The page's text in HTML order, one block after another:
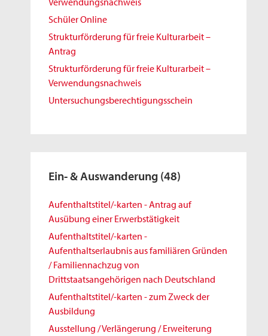
Schüler Online
Strukturförderung für freie Kulturarbeit –
Antrag
Strukturförderung für freie Kulturarbeit –
Verwendungsnachweis
Untersuchungsberechtigungsschein
Ein- & Auswanderung (48)
Aufenthaltstitel/-karten - Antrag auf
Ausübung einer Erwerbstätigkeit
Aufenthaltstitel/-karten -
Aufenthaltserlaubnis aus familiären Gründen
/ Familiennachzug von
Drittstaatsangehörigen nach Deutschland
Aufenthaltstitel/-karten - zum Zweck der
Ausbildung
Ausstellung / Verlängerung / Erweiterung